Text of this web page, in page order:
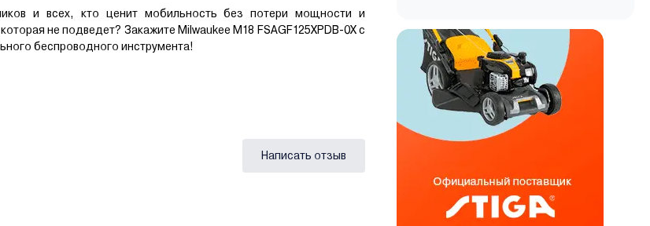
и всех, кто ценит мобильность без потери мощности и
не подведет? Закажите Milwaukee M18 FSAGF125XPDB-0X с
беспроводного инструмента!
Написать отзыв